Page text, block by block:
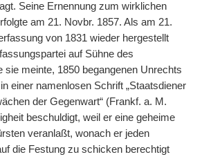
Seine Ernennung zum wirklichen
am 21. Novbr. 1857. Als am 21.
von 1831 wieder hergestellt
auf Sühne des
sie meinte, 1850 begangenen Unrechts
einer namenlosen Schrift „Staatsdiener
der Gegenwart“ (Frankf. a. M.
beschuldigt, weil er eine geheime
veranlaßt, wonach er jeden
die Festung zu schicken berechtigt